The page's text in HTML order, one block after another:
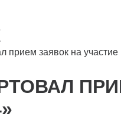
·
·
прием заявок на